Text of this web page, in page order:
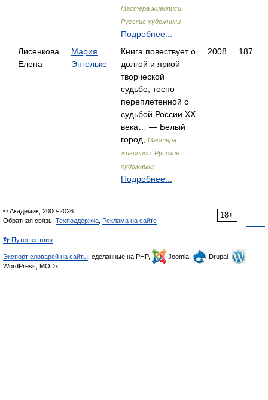
Мастера живописи.
Русские художники
Подробнее...
Лисенкова
Елена
Мария
Энгельке
Книга повествует о
долгой и яркой
творческой
судьбе, тесно
переплетенной с
судьбой России ХХ
века… — Белый
город,
Мастера
живописи. Русские
художники
Подробнее...
2008 187
18+
© Академик, 2000-2026
Обратная связь: Техподдержка Реклама на сайте
👣 Путешествия
Экспорт словарей на сайты , сделанные на PHP, Joomla,
Drupal,
WordPress, MODx.